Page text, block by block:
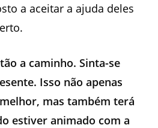
a aceitar a ajuda deles
a caminho. Sinta-se
Isso não apenas
mas também terá
estiver animado com a